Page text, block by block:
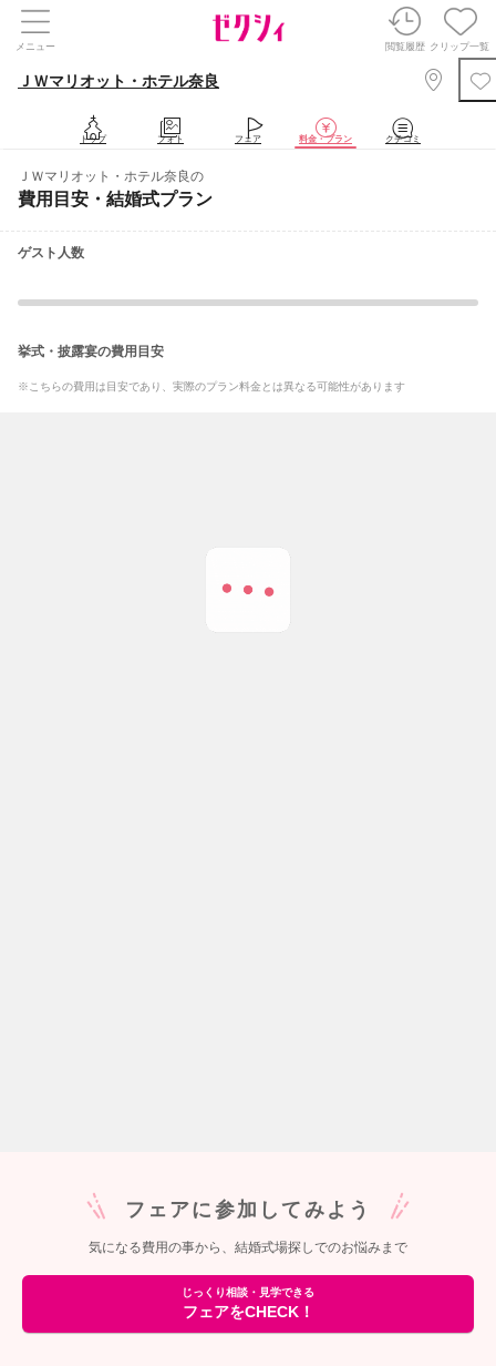
メニュー 閲覧履歴 クリップ一覧
ＪＷマリオット・ホテル奈良
トップ フォト フェア 料金・プラン クチコミ
ＪＷマリオット・ホテル奈良の
費用目安・結婚式プラン
ゲスト人数
挙式・披露宴の費用目安
※こちらの費用は目安であり、実際のプラン料金とは異なる可能性があります
フェアに参加してみよう
気になる費用の事から、結婚式場探しでのお悩みまで
じっくり相談・見学できる
フェアをCHECK！